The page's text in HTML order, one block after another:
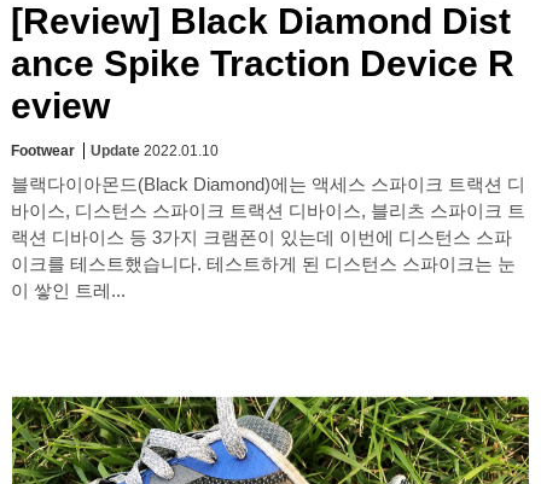
[Review] Black Diamond Dist
ance Spike Traction Device R
eview
Footwear Update 2022.01.10
블랙다이아몬드(Black Diamond)에는 액세스 스파이크 트랙션 디
바이스, 디스턴스 스파이크 트랙션 디바이스, 블리츠 스파이크 트
랙션 디바이스 등 3가지 크램폰이 있는데 이번에 디스턴스 스파
이크를 테스트했습니다. 테스트하게 된 디스턴스 스파이크는 눈
이 쌓인 트레...